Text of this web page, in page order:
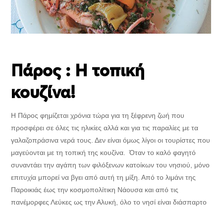
Πάρος : Η τοπική
κουζίνα!
Η Πάρος φημίζεται χρόνια τώρα για τη ξέφρενη ζωή που
προσφέρει σε όλες τις ηλικίες αλλά και για τις παραλίες με τα
γαλαζοπράσινα νερά τους. Δεν είναι όμως λίγοι οι τουρίστες που
μαγεύονται με τη τοπική της κουζίνα. Όταν το καλό φαγητό
συναντάει την αγάπη των φιλόξενων κατοίκων του νησιού, μόνο
επιτυχία μπορεί να βγει από αυτή τη μίξη. Από το λιμάνι της
Παροικιάς έως την κοσμοπολίτικη Νάουσα και από τις
πανέμορφες Λεύκες ως την Αλυκή, όλο το νησί είναι διάσπαρτο